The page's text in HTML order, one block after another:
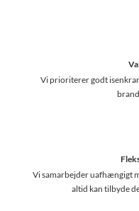
Vi prioriterer godt
Vi samarbejder uafhængigt
altid kan tilbyde